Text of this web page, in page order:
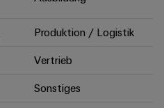
Produktion / Logistik
Vertrieb
Sonstiges